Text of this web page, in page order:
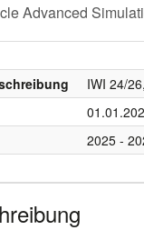
Advanced
IWI 24/
2025 -